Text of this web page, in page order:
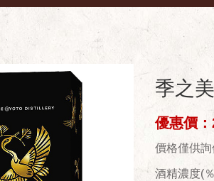
季之
優惠價
價格僅供
酒精濃度(